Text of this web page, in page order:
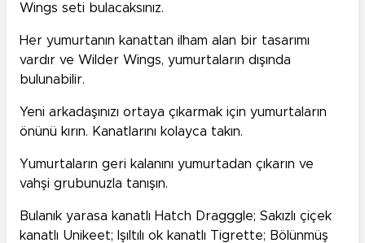
Wings seti bulacaksınız.
Her yumurtanın kanattan ilham alan bir tasarımı
vardır ve Wilder Wings, yumurtaların dışında
bulunabilir.
Yeni arkadaşınızı ortaya çıkarmak için yumurtaların
önünü kırın. Kanatlarını kolayca takın.
Yumurtaların geri kalanını yumurtadan çıkarın ve
vahşi grubunuzla tanışın.
Bulanık yarasa kanatlı Hatch Dragggle; Sakızlı çiçek
kanatlı Unikeet; Işıltılı ok kanatlı Tigrette; Bölünmüş